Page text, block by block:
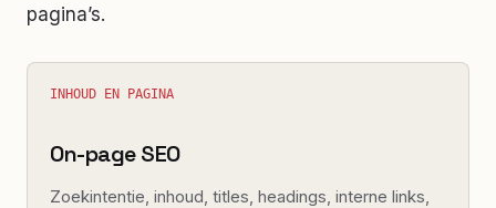
pagina’s.
INHOUD EN PAGINA
On-page SEO
Zoekintentie, inhoud, titles, headings, interne links,